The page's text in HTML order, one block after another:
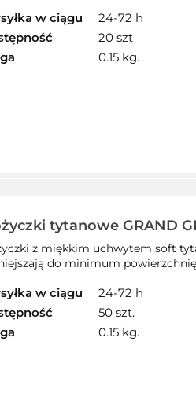
w ciągu
24-72 h
20 szt
0.15 kg.
tytanowe GRAND
z miękkim uchwytem soft
do minimum powierzchnię
w ciągu
24-72 h
50 szt.
0.15 kg.